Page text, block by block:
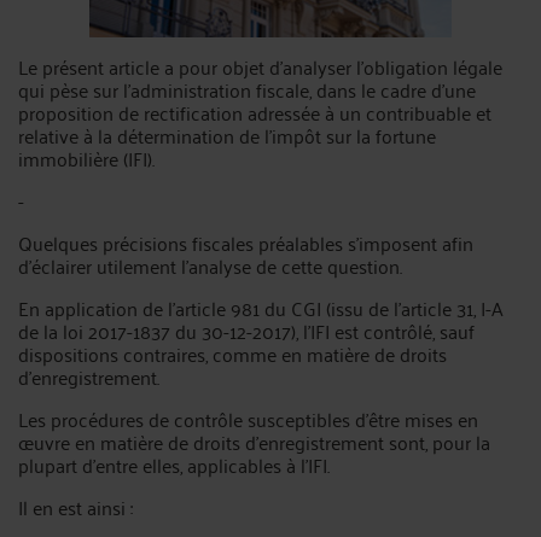
Le présent article a pour objet d’analyser l’obligation légale
qui pèse sur l’administration fiscale, dans le cadre d’une
proposition de rectification adressée à un contribuable et
relative à la détermination de l’impôt sur la fortune
immobilière (IFI).
-
Quelques précisions fiscales préalables s’imposent afin
d’éclairer utilement l’analyse de cette question.
En application de l’article 981 du CGI (issu de l’article 31, I-A
de la loi 2017-1837 du 30-12-2017), l’IFI est contrôlé, sauf
dispositions contraires, comme en matière de droits
d’enregistrement.
Les procédures de contrôle susceptibles d’être mises en
œuvre en matière de droits d’enregistrement sont, pour la
plupart d’entre elles, applicables à l’IFI.
Il en est ainsi :